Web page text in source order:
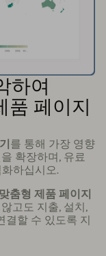
하여
품 페이지
를 통해 가장 영향
확장하며, 유료
하십시오.
춤형 제품 페이지
고도 지출, 설치,
결할 수 있도록 지